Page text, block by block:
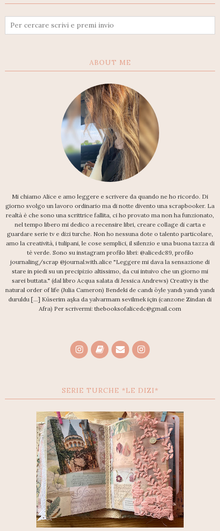
ABOUT ME
Mi chiamo Alice e amo leggere e scrivere da quando ne ho ricordo. Di
giorno svolgo un lavoro ordinario ma di notte divento una scrapbooker. La
realtà è che sono una scrittrice fallita, ci ho provato ma non ha funzionato,
nel tempo libero mi dedico a recensire libri, creare collage di carta e
guardare serie tv e dizi turche. Non ho nessuna dote o talento particolare,
amo la creatività, i tulipani, le cose semplici, il silenzio e una buona tazza di
tè verde. Sono su instagram profilo libri: @alicedc89, profilo
journaling/scrap @journal.with.alice "Leggere mi dava la sensazione di
stare in piedi su un precipizio altissimo, da cui intuivo che un giorno mi
sarei buttata." (dal libro Acqua salata di Jessica Andrews) Creativy is the
natural order of life (Julia Cameron) Bendeki de candı öyle yandı yandı yandı
duruldu [...] Küserim aşka da yalvarmam sevilmek için (canzone Zindan di
Afra) Per scrivermi: thebooksofalicedc@gmail.com
SERIE TURCHE *LE DIZI*